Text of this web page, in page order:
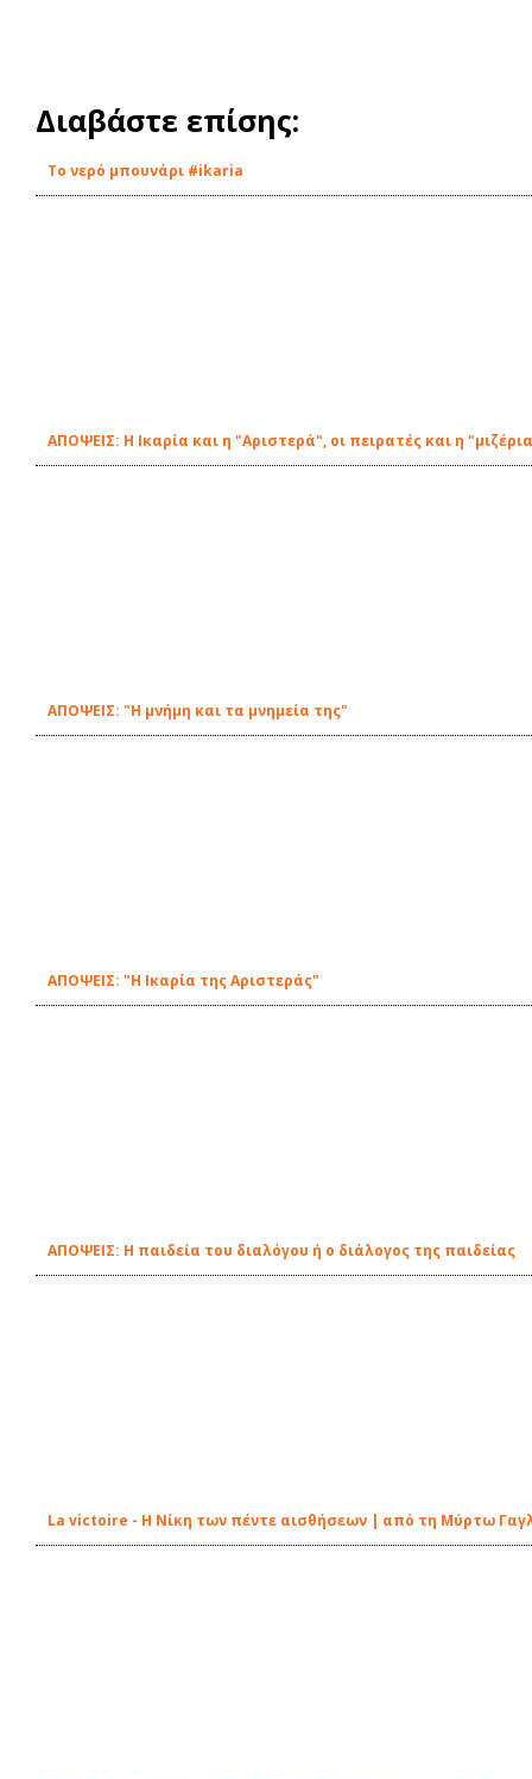
Διαβάστε επίσης:
Tο νερό μπουνάρι #ikaria
ΑΠΟΨΕΙΣ: Η Ικαρία και η "Αριστερά", οι πειρατές και η
ΑΠΟΨΕΙΣ: "Η μνήμη και τα μνημεία της"
ΑΠΟΨΕΙΣ: "Η Ικαρία της Αριστεράς"
ΑΠΟΨΕΙΣ: Η παιδεία του διαλόγου ή ο διάλογος της παιδείας
La victoire - Η Νίκη των πέντε αισθήσεων | από τη Μύρτω